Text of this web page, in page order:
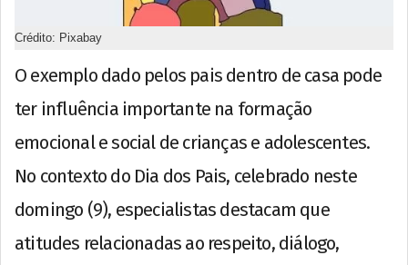
Crédito: Pixabay
O exemplo dado pelos pais dentro de casa pode
ter influência importante na formação
emocional e social de crianças e adolescentes.
No contexto do Dia dos Pais, celebrado neste
domingo (9), especialistas destacam que
atitudes relacionadas ao respeito, diálogo,